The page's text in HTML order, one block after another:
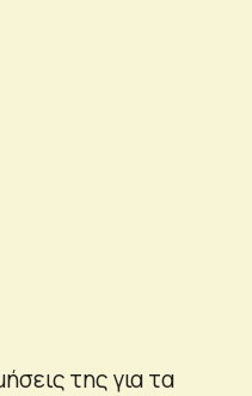
της για τα